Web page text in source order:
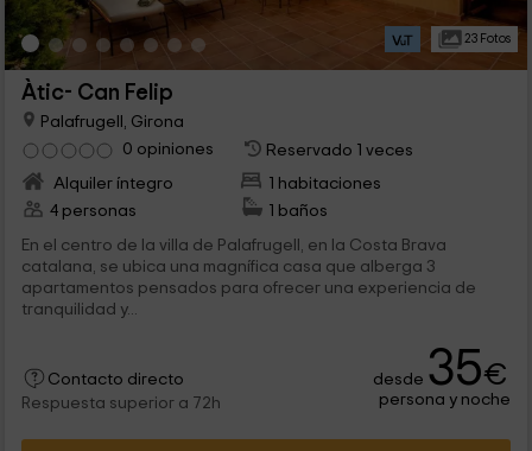
23 Fotos
Àtic- Can Felip
Palafrugell, Girona
0 opiniones
Reservado 1 veces
Alquiler íntegro
1 habitaciones
4 personas
1 baños
En el centro de la villa de Palafrugell, en la Costa Brava
catalana, se ubica una magnífica casa que alberga 3
apartamentos pensados para ofrecer una experiencia de
tranquilidad y...
Contacto directo
Respuesta superior a 72h
desde 35€
persona y noche